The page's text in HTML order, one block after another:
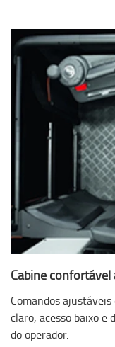
Cabine confortável
Comandos
claro, acesso baixo
do operador.